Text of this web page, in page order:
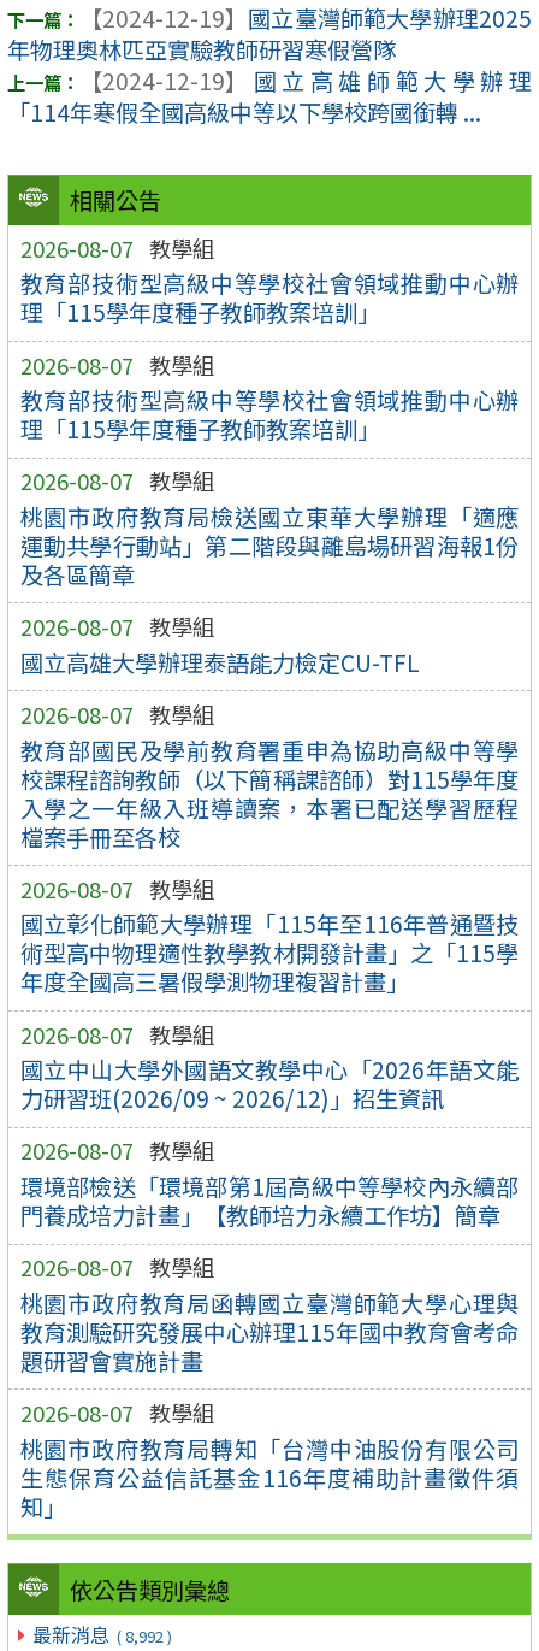
相關公告
2026-08-07 教學組
教育部技術型高級中等學校社會領域推動中心辦
理「115學年度種子教師教案培訓」
2026-08-07 教學組
教育部技術型高級中等學校社會領域推動中心辦
理「115學年度種子教師教案培訓」
2026-08-07 教學組
桃園市政府教育局檢送國立東華大學辦理「適應
運動共學行動站」第二階段與離島場研習海報1份
及各區簡章
2026-08-07 教學組
國立高雄大學辦理泰語能力檢定CU-TFL
2026-08-07 教學組
教育部國民及學前教育署重申為協助高級中等學
校課程諮詢教師（以下簡稱課諮師）對115學年度
入學之一年級入班導讀案，本署已配送學習歷程
檔案手冊至各校
2026-08-07 教學組
國立彰化師範大學辦理「115年至116年普通暨技
術型高中物理適性教學教材開發計畫」之「115學
年度全國高三暑假學測物理複習計畫」
2026-08-07 教學組
國立中山大學外國語文教學中心「2026年語文能
力研習班(2026/09 ~ 2026/12)」招生資訊
2026-08-07 教學組
環境部檢送「環境部第1屆高級中等學校內永續部
門養成培力計畫」【教師培力永續工作坊】簡章
2026-08-07 教學組
桃園市政府教育局函轉國立臺灣師範大學心理與
教育測驗研究發展中心辦理115年國中教育會考命
題研習會實施計畫
2026-08-07 教學組
桃園市政府教育局轉知「台灣中油股份有限公司
生態保育公益信託基金116年度補助計畫徵件須
知」
依公告類別彙總
最新消息 ( 8,992 )
【2024-12-19】 國立臺灣師範大學辦理2025
年物理奧林匹亞實驗教師研習寒假營隊
【2024-12-19】
國立高雄師範大學辦理
「114年寒假全國高級中等以下學校跨國銜轉 ...